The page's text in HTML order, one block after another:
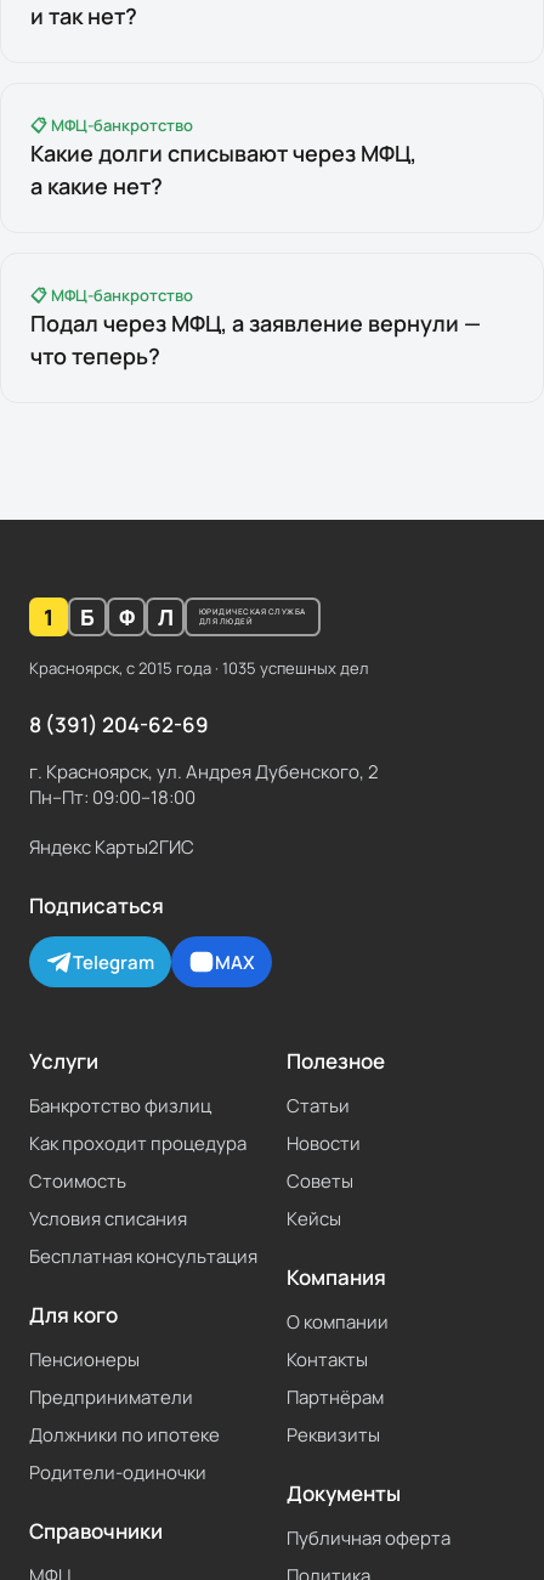
и так нет?
📋 МФЦ-банкротство
Какие долги списывают через МФЦ,
а какие нет?
📋 МФЦ-банкротство
Подал через МФЦ, а заявление вернули —
что теперь?
1 Б Ф Л
ЮРИДИЧЕСКАЯ СЛУЖБА
ДЛЯ ЛЮДЕЙ
Красноярск, с2015 года · 1035 успешных дел
8 (391) 204-62-69
г. Красноярск, ул. Андрея Дубенского, 2
Пн–Пт: 09:00–18:00
Яндекс Карты2ГИС
Подписаться
Telegram MAX
Услуги
Банкротство физлиц
Как проходит процедура
Стоимость
Условия списания
Бесплатная консультация
Для кого
Пенсионеры
Предприниматели
Должники по ипотеке
Родители-одиночки
Справочники
Полезное
Статьи
Новости
Советы
Кейсы
Компания
О компании
Контакты
Партнёрам
Реквизиты
Документы
Публичная оферта